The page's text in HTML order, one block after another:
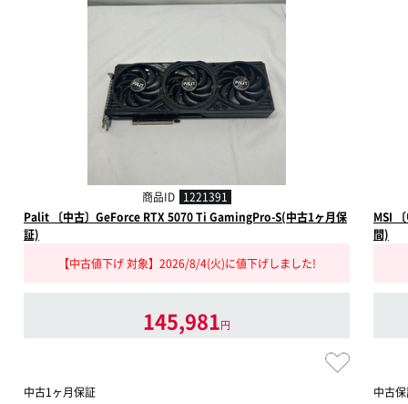
商品ID 1221391
Palit 〔中古〕GeForce RTX 5070 Ti GamingPro-S(中古1ヶ月保
証)
【中古値下げ 対象】2026/8/4(火)に値下げしました!
145,981円
中古1ヶ月保証
MSI
間)
中古